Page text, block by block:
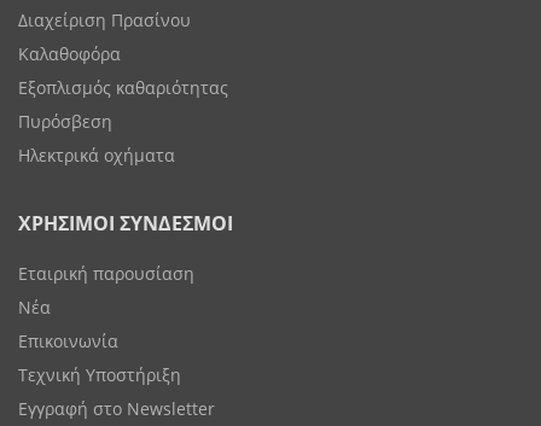
Διαχείριση Πρασίνου
Καλαθοφόρα
Εξοπλισμός καθαριότητας
Πυρόσβεση
Ηλεκτρικά οχήματα
ΧΡΗΣΙΜΟΙ ΣΥΝΔΕΣΜΟΙ
Εταιρική παρουσίαση
Νέα
Επικοινωνία
Τεχνική Υποστήριξη
Εγγραφή στο Newsletter